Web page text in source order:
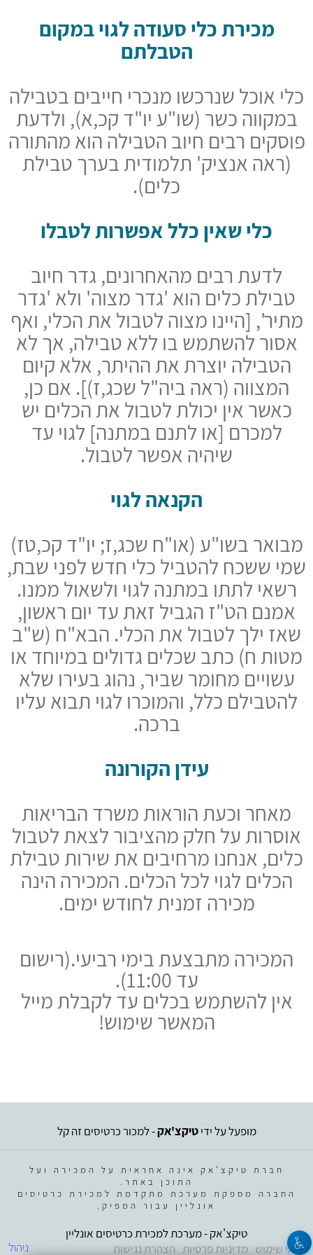
מכירת כלי סעודה לגוי במקום
הטבלתם
כלי אוכל שנרכשו מנכרי חייבים בטבילה
במקווה כשר (שו"ע יו"ד קכ,א), ולדעת
פוסקים רבים חיוב הטבילה הוא מהתורה
(ראה אנציק' תלמודית בערך טבילת
כלים).
כלי שאין כלל אפשרות לטבלו
לדעת רבים מהאחרונים, גדר חיוב
טבילת כלים הוא 'גדר מצוה' ולא 'גדר
מתיר', [היינו מצוה לטבול את הכלי, ואף
אסור להשתמש בו ללא טבילה, אך לא
הטבילה יוצרת את ההיתר, אלא קיום
המצווה (ראה ביה"ל שכג,ז)]. אם כן,
כאשר אין יכולת לטבול את הכלים יש
למכרם [או לתנם במתנה] לגוי עד
שיהיה אפשר לטבול.
הקנאה לגוי
מבואר בשו"ע (או"ח שכג,ז; יו"ד קכ,טז)
שמי ששכח להטביל כלי חדש לפני שבת,
רשאי לתתו במתנה לגוי ולשאול ממנו.
אמנם הט"ז הגביל זאת עד יום ראשון,
שאז ילך לטבול את הכלי. הבא"ח (ש"ב
מטות ח) כתב שכלים גדולים במיוחד או
עשויים מחומר שביר, נהוג בעירו שלא
להטבילם כלל, והמוכרו לגוי תבוא עליו
ברכה.
עידן הקורונה
מאחר וכעת הוראות משרד הבריאות
אוסרות על חלק מהציבור לצאת לטבול
כלים, אנחנו מרחיבים את שירות טבילת
הכלים לגוי לכל הכלים. המכירה הינה
מכירה זמנית לחודש ימים.
המכירה מתבצעת בימי רביעי.(רישום
עד 11:00).
אין להשתמש בכלים עד לקבלת מייל
המאשר שימוש!
מופעל על ידיטיקצ'אק- למכור כרטיסים זה קל
חברת טיקצ'אק אינה אחראית על המכירה ועל
התוכן באתר.
החברה מספקת מערכת מתקדמת למכירת כרטיסים
אונליין עבור המפיק.
ניהול
טיקצ'אק - מערכת למכירת כרטיסים אונליין
תנאי שימוש מדיניות פרטיות הצהרת נגישות